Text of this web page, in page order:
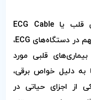
در کل، کابل و لیدوایر تخصصی قلب یا ECG Cable
Leadwire به عنوان یکی از اجزای مهم در دستگاه‌های ECG،
قلبی مورد
به دلیل خواص برقی،
از اجزای حیاتی در